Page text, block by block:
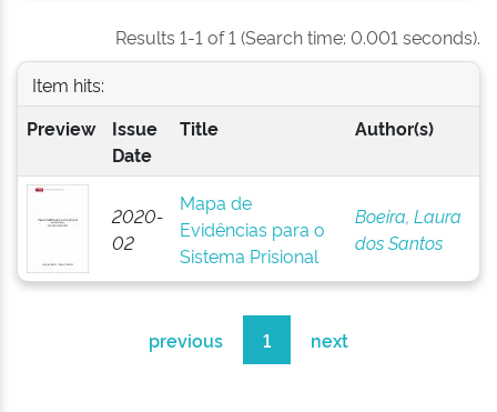
Results 1-1 of 1 (Search time: 0.001 seconds).
Item hits:
Preview
Issue
Date
Title Author(s)
2020-
02
Mapa de
Evidências para o
Sistema Prisional
Boeira, Laura
dos Santos
previous 1 next